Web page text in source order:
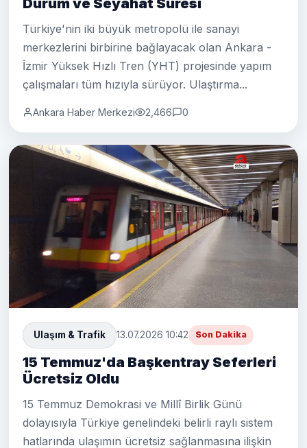
Türkiye'nin iki büyük metropolü ile sanayi
merkezlerini birbirine bağlayacak olan Ankara -
İzmir Yüksek Hızlı Tren (YHT) projesinde yapım
çalışmaları tüm hızıyla sürüyor. Ulaştırma...
Ankara Haber Merkezi 2,466 0
Ulaşım & Trafik 13.07.2026 10:42 Son Dakika
15 Temmuz'da Başkentray Seferleri
Ücretsiz Oldu
15 Temmuz Demokrasi ve Millî Birlik Günü
dolayısıyla Türkiye genelindeki belirli raylı sistem
hatlarında ulaşımın ücretsiz sağlanmasına ilişkin